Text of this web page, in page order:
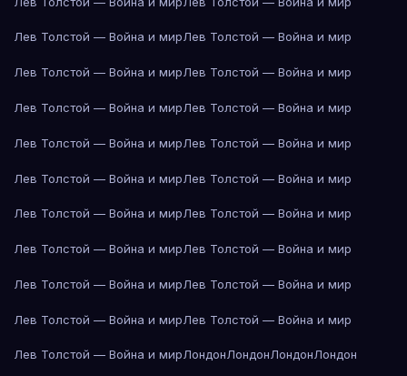
Лев Толстой — Война и мирЛев Толстой — Война и мир
Лев Толстой — Война и мирЛев Толстой — Война и мир
Лев Толстой — Война и мирЛев Толстой — Война и мир
Лев Толстой — Война и мирЛев Толстой — Война и мир
Лев Толстой — Война и мирЛев Толстой — Война и мир
Лев Толстой — Война и мирЛев Толстой — Война и мир
Лев Толстой — Война и мирЛев Толстой — Война и мир
Лев Толстой — Война и мирЛев Толстой — Война и мир
Лев Толстой — Война и мирЛев Толстой — Война и мир
Лев Толстой — Война и мирЛондонЛондонЛондонЛондон